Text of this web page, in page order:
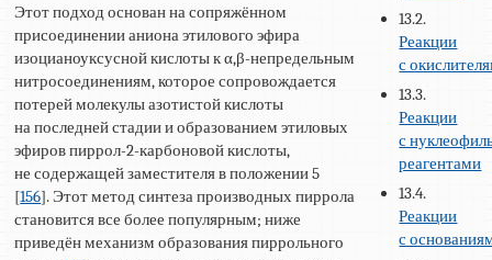
Этот подход основан на сопряжённом
присоединении аниона этилового эфира
изоцианоуксусной кислоты к α,β-непредельным
нитросоединениям, которое сопровождается
потерей молекулы азотистой кислоты
на последней стадии и образованием этиловых
эфиров пиррол-2-карбоновой кислоты,
не содержащей заместителя в положении 5
[156]. Этот метод синтеза производных пиррола
становится все более популярным; ниже
приведён механизм образования пиррольного
13.2.
Реакции
с
13.3.
Реакции
с
реагентами
13.4.
Реакции
с